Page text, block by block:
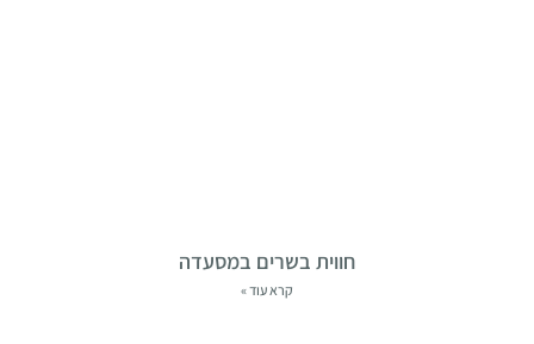
חווית בשרים במסעדה
קרא עוד »